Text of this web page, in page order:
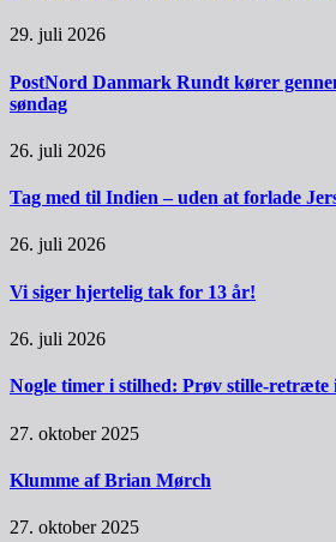
29. juli 2026
PostNord Danmark Rundt kører
søndag
26. juli 2026
Tag med til Indien – uden at forlade
26. juli 2026
Vi siger hjertelig tak for 13 år!
26. juli 2026
Nogle timer i stilhed: Prøv stille-retræte
27. oktober 2025
Klumme af Brian Mørch
27. oktober 2025